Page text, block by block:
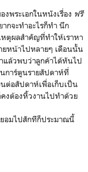
พระเอกในหนังเรื่อง ฟรี
กจะทำอะไรก็ทำ นึก
ตุผลสำคัญที่ทำให้เราหา
ยหน้าไปหลายๆ เดือนนั้น
แล้วพบว่าลูกค้าได้หันไป
การ์ตูนรายสัปดาห์ที่
ต่อสัปดาห์เพื่อเก็บเป็น
งต้องหิ้วงานไปทำด้วย
อมไปสักทีก็ประมาณนี้